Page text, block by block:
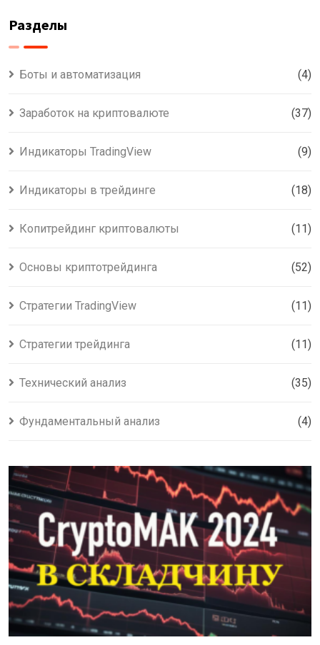
Разделы
Боты и автоматизация (4)
Заработок на криптовалюте (37)
Индикаторы TradingView (9)
Индикаторы в трейдинге (18)
Копитрейдинг криптовалюты (11)
Основы криптотрейдинга (52)
Стратегии TradingView (11)
Стратегии трейдинга (11)
Технический анализ (35)
Фундаментальный анализ (4)